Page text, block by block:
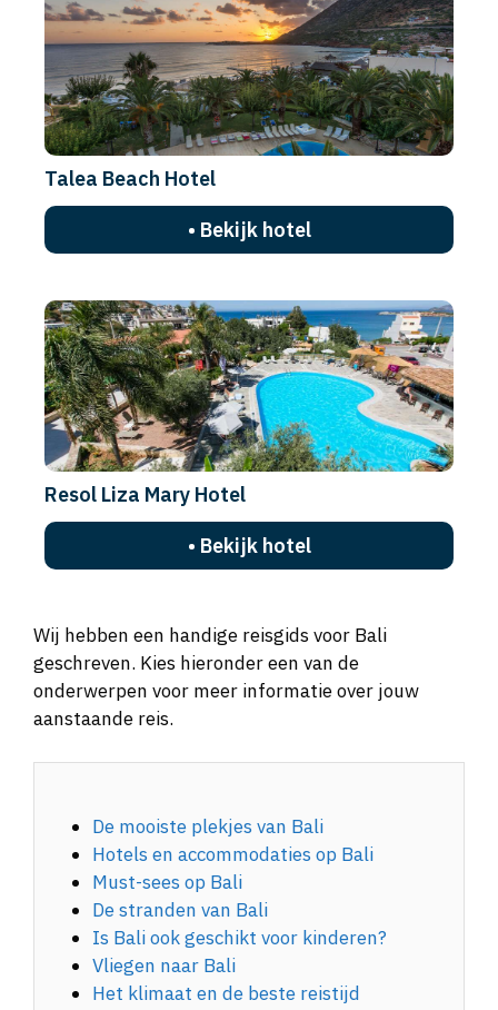
Talea Beach Hotel
• Bekijk hotel
Resol Liza Mary Hotel
• Bekijk hotel
Wij hebben een handige reisgids voor Bali
geschreven. Kies hieronder een van de
onderwerpen voor meer informatie over jouw
aanstaande reis.
De mooiste plekjes van Bali
Hotels en accommodaties op Bali
Must-sees op Bali
De stranden van Bali
Is Bali ook geschikt voor kinderen?
Vliegen naar Bali
Het klimaat en de beste reistijd